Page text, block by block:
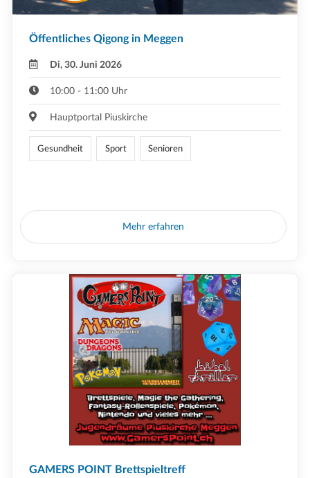
Öffentliches Qigong in Meggen
Di, 30. Juni 2026
10:00 - 11:00 Uhr
Hauptportal Piuskirche
Gesundheit Sport Senioren
Mehr erfahren
GAMERS POINT Brettspieltreff